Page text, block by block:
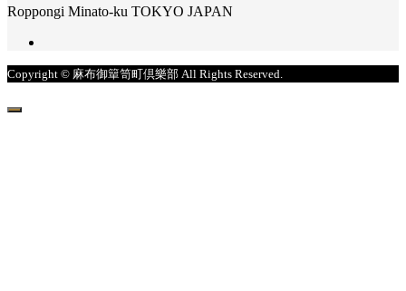
Roppongi Minato-ku TOKYO JAPAN
Copyright © 麻布御簞笥町倶樂部 All Rights Reserved.